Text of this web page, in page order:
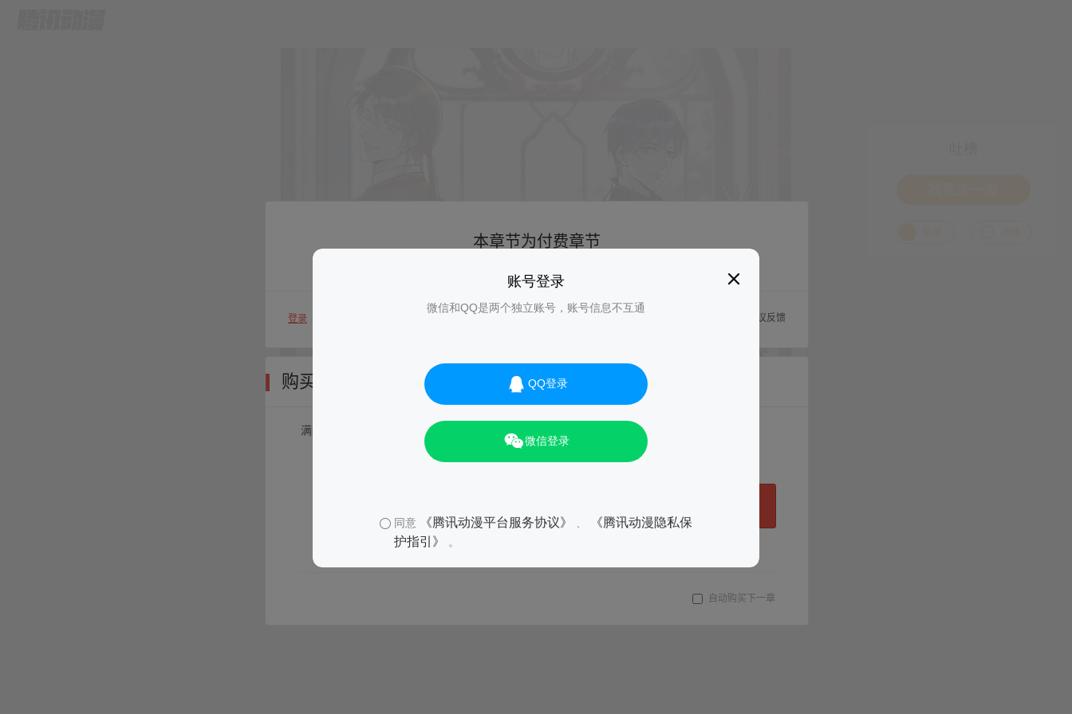
账号登录
微信和QQ是两个独立账号，账号信息不互通
QQ登录
微信登录
同意 《腾讯动漫平台服务协议》
《腾讯动漫隐私保
护指引》
。